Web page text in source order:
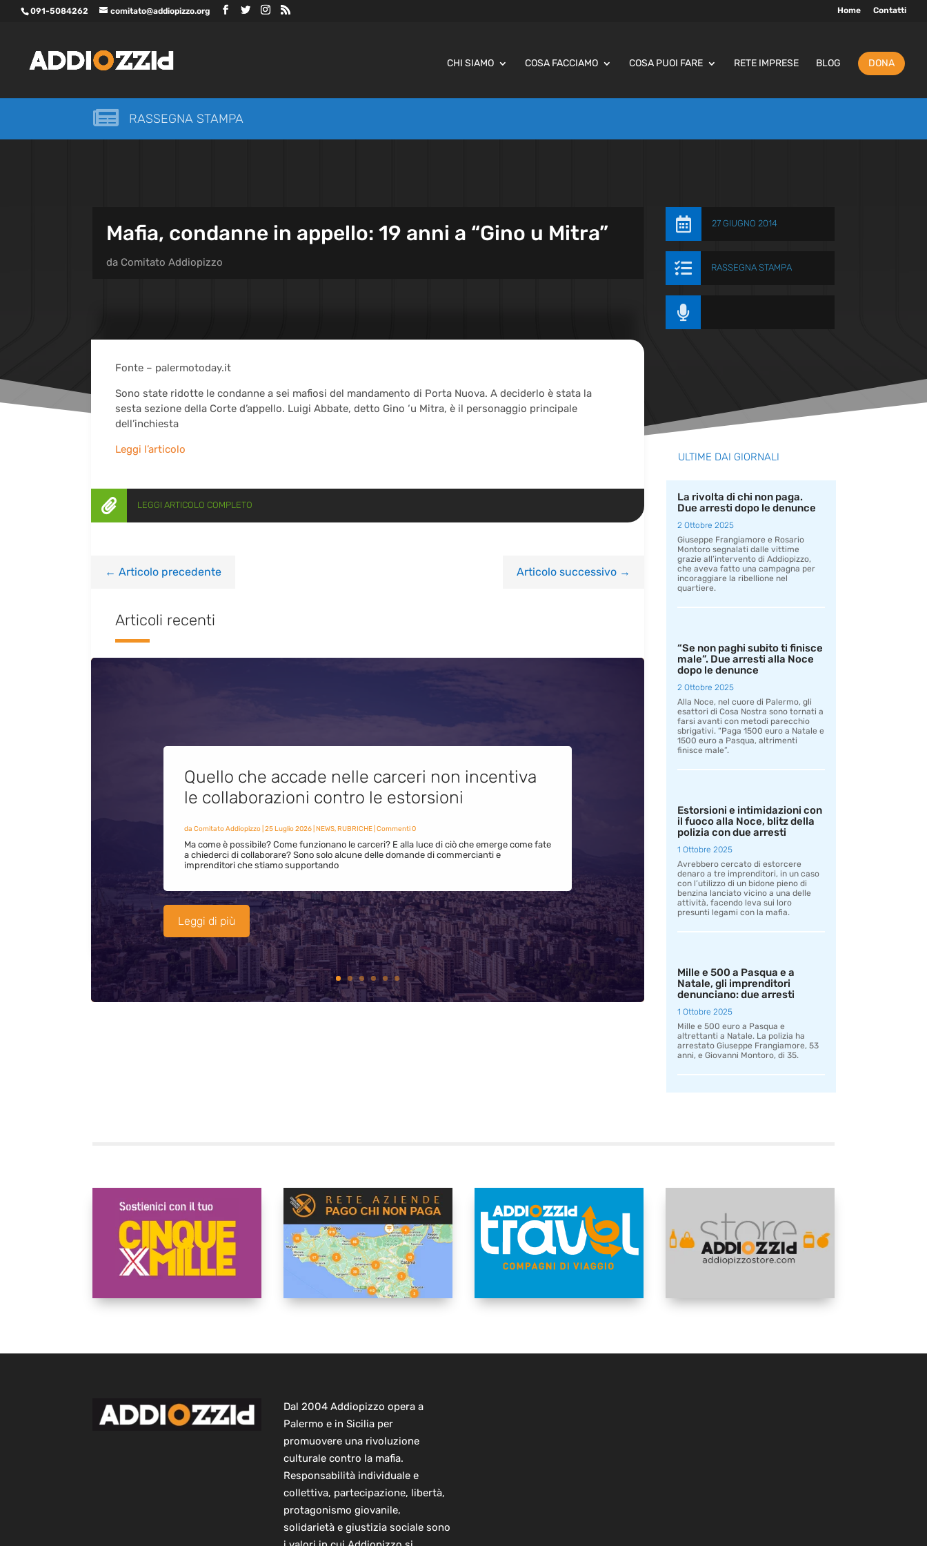
091-5084262 comitato@addiopizzo.org Home Contatti
CHI SIAMO COSA FACCIAMO COSA PUOI FARE RETE IMPRESE BLOG DONA
 RASSEGNA STAMPA
Mafia, condanne in appello: 19 anni a “Gino u Mitra”
da Comitato Addiopizzo
 27 GIUGNO 2014
 RASSEGNA STAMPA

Fonte – palermotoday.it
Sono state ridotte le condanne a sei mafiosi del mandamento di Porta Nuova. A deciderlo è stata la
sesta sezione della Corte d’appello. Luigi Abbate, detto Gino ‘u Mitra, è il personaggio principale
dell’inchiesta
Leggi l’articolo
 LEGGI ARTICOLO COMPLETO
← Articolo precedente Articolo successivo→
Articoli recenti
Quello che accade nelle carceri non incentiva
le collaborazioni contro le estorsioni
da Comitato Addiopizzo| 25 Luglio 2026| NEWS,RUBRICHE| Commenti 0
Ma come è possibile? Come funzionano le carceri? E alla luce di ciò che emerge come fate
a chiederci di collaborare? Sono solo alcune delle domande di commercianti e
imprenditori che stiamo supportando
Leggi di più
ULTIME DAI GIORNALI
La rivolta di chi non paga.
Due arresti dopo le denunce
2 Ottobre 2025
Giuseppe Frangiamore e Rosario
Montoro segnalati dalle vittime
grazie all’intervento di Addiopizzo,
che aveva fatto una campagna per
incoraggiare la ribellione nel
quartiere.
“Se non paghi subito ti finisce
male”. Due arresti alla Noce
dopo le denunce
2 Ottobre 2025
Alla Noce, nel cuore di Palermo, gli
esattori di Cosa Nostra sono tornati a
farsi avanti con metodi parecchio
sbrigativi. “Paga 1500 euro a Natale e
1500 euro a Pasqua, altrimenti
finisce male”.
Estorsioni e intimidazioni con
il fuoco alla Noce, blitz della
polizia con due arresti
1 Ottobre 2025
Avrebbero cercato di estorcere
denaro a tre imprenditori, in un caso
con l’utilizzo di un bidone pieno di
benzina lanciato vicino a una delle
attività, facendo leva sui loro
presunti legami con la mafia.
Mille e 500 a Pasqua e a
Natale, gli imprenditori
denunciano: due arresti
1 Ottobre 2025
Mille e 500 euro a Pasqua e
altrettanti a Natale. La polizia ha
arrestato Giuseppe Frangiamore, 53
anni, e Giovanni Montoro, di 35.
Dal 2004 Addiopizzo opera a
Palermo e in Sicilia per
promuovere una rivoluzione
culturale contro la mafia.
Responsabilità individuale e
collettiva, partecipazione, libertà,
protagonismo giovanile,
solidarietà e giustizia sociale sono